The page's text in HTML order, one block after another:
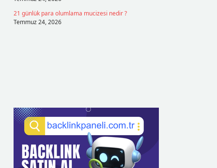
21 günlük para olumlama mucizesi nedir ?
Temmuz 24, 2026